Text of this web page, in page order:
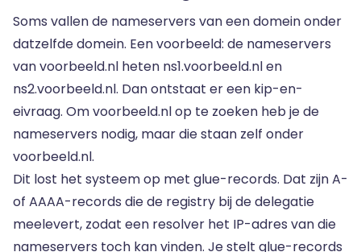
Soms vallen de nameservers van een domein onder
datzelfde domein. Een voorbeeld: de nameservers
van voorbeeld.nl heten ns1.voorbeeld.nl en
ns2.voorbeeld.nl. Dan ontstaat er een kip-en-
eivraag. Om voorbeeld.nl op te zoeken heb je de
nameservers nodig, maar die staan zelf onder
voorbeeld.nl.
Dit lost het systeem op met glue-records. Dat zijn A-
of AAAA-records die de registry bij de delegatie
meelevert, zodat een resolver het IP-adres van die
nameservers toch kan vinden. Je stelt glue-records